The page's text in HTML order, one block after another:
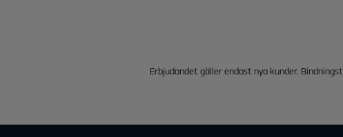
Erbjudandet gäller endast nya kunder.